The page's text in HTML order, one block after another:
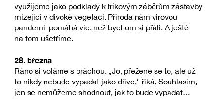
využijeme jako podklady k trikovým záběrům zástavby
mizející v divoké vegetaci. Příroda nám virovou
pandemií pomáhá víc, než bychom si přáli. A ještě
na tom ušetříme.
28. března
Ráno si voláme s bráchou. „Jo, přežene se to, ale už
to nikdy nebude vypadat jako dříve,“ říká. Souhlasím,
jen se nemůžeme shodnout, jak to bude vypadat…